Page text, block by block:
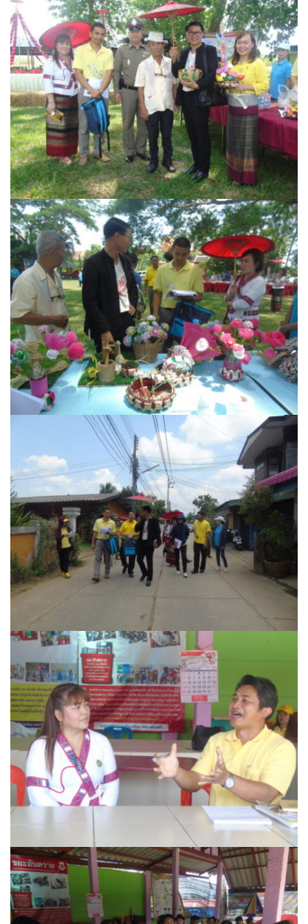
หน่วยตรวจสอบภายใน
ปภัสสรา
ผู้บริหารเทศบาล
มังกี้ชา สาขาปัว
ร้องเรียนทุจริต
ร้านของฝากที่ระลึก
ของฝากฮักปัว
บริษัท ดอยซิลเวอร์ แฟคตอรี่ จำกัด
บ้านสมุนไพรไอริณจินดา
ร้านของฝากเมิงโป
ไอแอมล้านนา
ร้านอาหาร
Little La Cuisine
Seed คอฟฟี่ & บาร์
ก๋วยเตี๋ยวบ้านสวน
ก๋วยเตี๋ยวเครื่องในหมู
ก๋วยเตี๋ยวไข่หวาน@ปัว
กำไรข้าวต้มโต้รุ่ง
ครัวต้นตาลเลิศรส
ครัวรสแซ่บ
ครัวลินดา
ครัววันดีดี
ที่นี่ปัวซีฟู้ด
นครปัว ครัวใบกะเพรา
บึงปัว
ปรางค์สวรรค์
มานีมีเตี๋ยว
มีลาภ